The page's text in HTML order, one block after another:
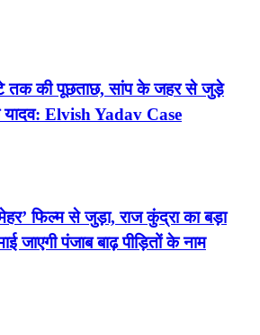
तक की पूछताछ, सांप के जहर से जुड़े
यादव: Elvish Yadav Case
फिल्म से जुड़ा, राज कुंद्रा का बड़ा
जाएगी पंजाब बाढ़ पीड़ितों के नाम